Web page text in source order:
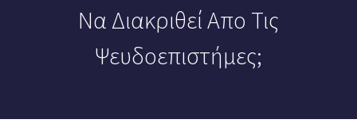
Να Διακριθεί Απο Τις
Ψευδοεπιστήμες;